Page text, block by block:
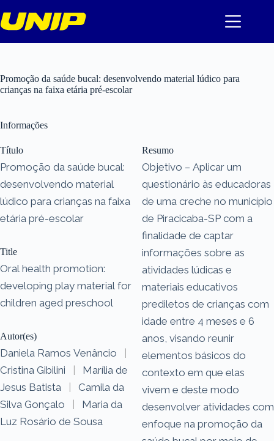
para
o
Promoção da saúde bucal: desenvolvendo material lúdico para
crianças na faixa etária pré-escolar
Informações
Título
Promoção da saúde bucal:
desenvolvendo material
lúdico para crianças na faixa
etária pré-escolar
Title
Oral health promotion:
developing play material for
children aged preschool
Autor(es)
Daniela Ramos Venâncio
|
Cristina Gibilini
|
Marília de
Jesus Batista
|
Camila da
Silva Gonçalo
|
Maria da
Luz Rosário de Sousa
Resumo
Objetivo – Aplicar um
questionário às educadoras
de uma creche no município
de Piracicaba-SP com a
finalidade de captar
informações sobre as
atividades lúdicas e
materiais educativos
prediletos de crianças com
idade entre 4 meses e 6
anos, visando reunir
elementos básicos do
contexto em que elas
vivem e deste modo
desenvolver atividades com
enfoque na promoção da